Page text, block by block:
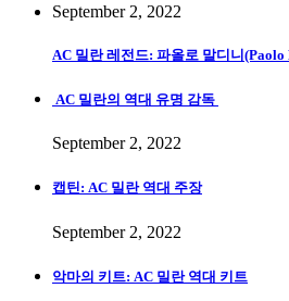
September 2, 2022
AC 밀란 레전드: 파올로 말디니
AC 밀란의 역대 유명 감독
September 2, 2022
캡틴: AC 밀란 역대 주장
September 2, 2022
악마의 키트: AC 밀란 역대 키트